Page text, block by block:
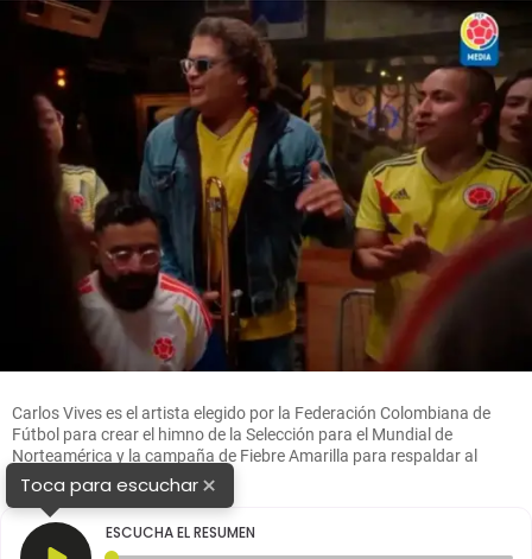
Carlos Vives es el artista elegido por la Federación Colombiana de
Fútbol para crear el himno de la Selección para el Mundial de
Norteamérica y la campaña de Fiebre Amarilla para respaldar al
equipo. FOTO PANTALLAZO
Toca para escuchar×
ESCUCHA EL RESUMEN